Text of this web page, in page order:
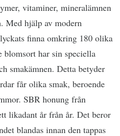
vitaminer, mineralämnen
Med hjälp av modern
finna omkring 180 olika
blomsort har sin speciella
smakämnen. Detta betyder
får olika smak, beroende
SBR honung från
likadant år från år. Det beror
blandas innan den tappas